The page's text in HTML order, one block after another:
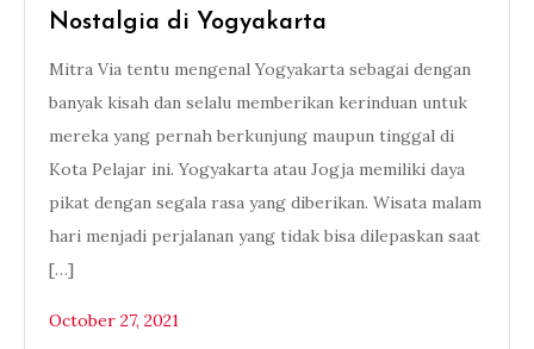
Nostalgia di Yogyakarta
Mitra Via tentu mengenal Yogyakarta sebagai dengan
banyak kisah dan selalu memberikan kerinduan untuk
mereka yang pernah berkunjung maupun tinggal di
Kota Pelajar ini. Yogyakarta atau Jogja memiliki daya
pikat dengan segala rasa yang diberikan. Wisata malam
hari menjadi perjalanan yang tidak bisa dilepaskan saat
[…]
October 27, 2021